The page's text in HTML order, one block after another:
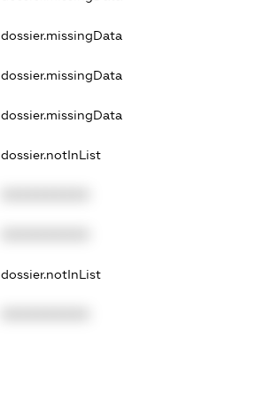
dossier.missingData
dossier.missingData
dossier.missingData
dossier.notInList
dossier.notInList